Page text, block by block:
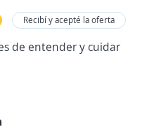
Recibí y acepté la oferta
de entender y cuidar